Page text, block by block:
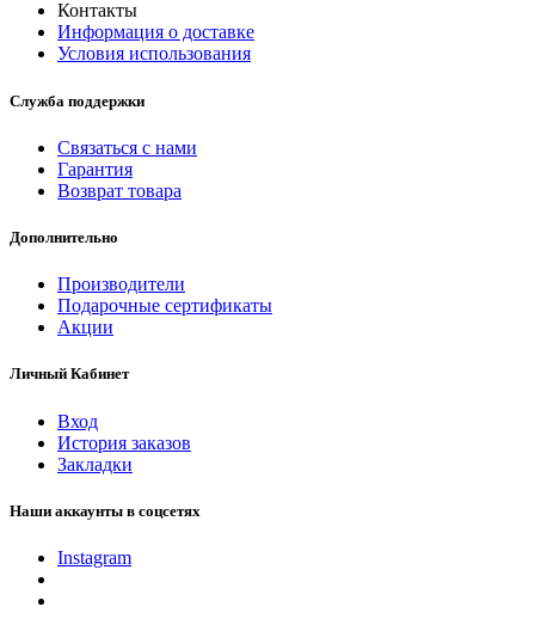
Контакты
Информация о доставке
Условия использования
Служба поддержки
Связаться с нами
Гарантия
Возврат товара
Дополнительно
Производители
Подарочные сертификаты
Акции
Личный Кабинет
Вход
История заказов
Закладки
Наши аккаунты в соцсетях
Instagram